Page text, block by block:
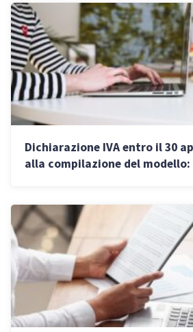
Dichiarazione IVA entro il 30
alla compilazione del